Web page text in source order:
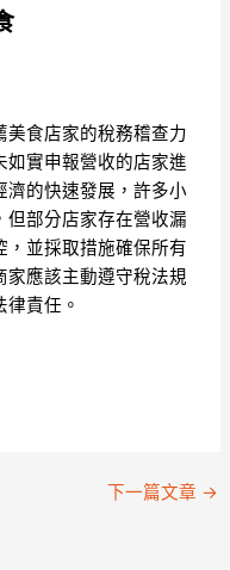
美食店家的稅務稽查力
如實申報營收的店家進
濟的快速發展，許多小
但部分店家存在營收漏
，並採取措施確保所有
家應該主動遵守稅法規
責任。
下一篇文章 →